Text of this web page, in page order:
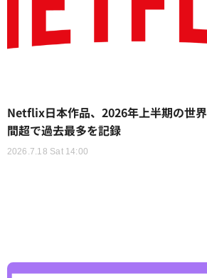
Netflix日本作品、2026年上半期の世
間超で過去最多を記録
2026.7.18 Sat 14:00